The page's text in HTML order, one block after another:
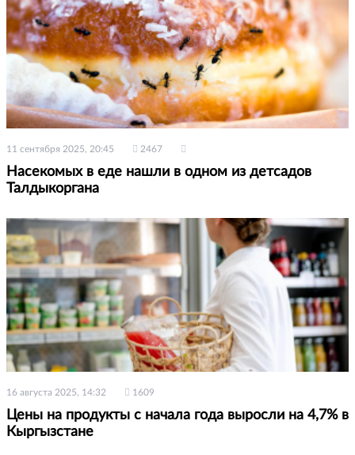
11 сентября 2025, 20:45 2467
Насекомых в еде нашли в одном из детсадов
Талдыкоргана
16 августа 2025, 14:32 1609
Цены на продукты с начала года выросли на 4,7% в
Кыргызстане